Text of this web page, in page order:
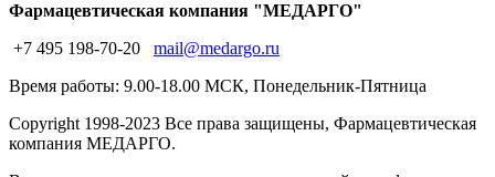
Фармацевтическая компания "МЕДАРГО"
+7 495 198-70-20
mail@medargo.ru
Время работы: 9.00-18.00 МСК, Понедельник-Пятница
Copyright 1998-2023 Все права защищены, Фармацевтическая
компания МЕДАРГО.